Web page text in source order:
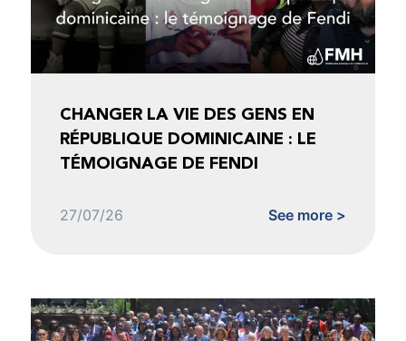
CHANGER LA VIE DES GENS EN
RÉPUBLIQUE DOMINICAINE : LE
TÉMOIGNAGE DE FENDI
27/07/26 See more >